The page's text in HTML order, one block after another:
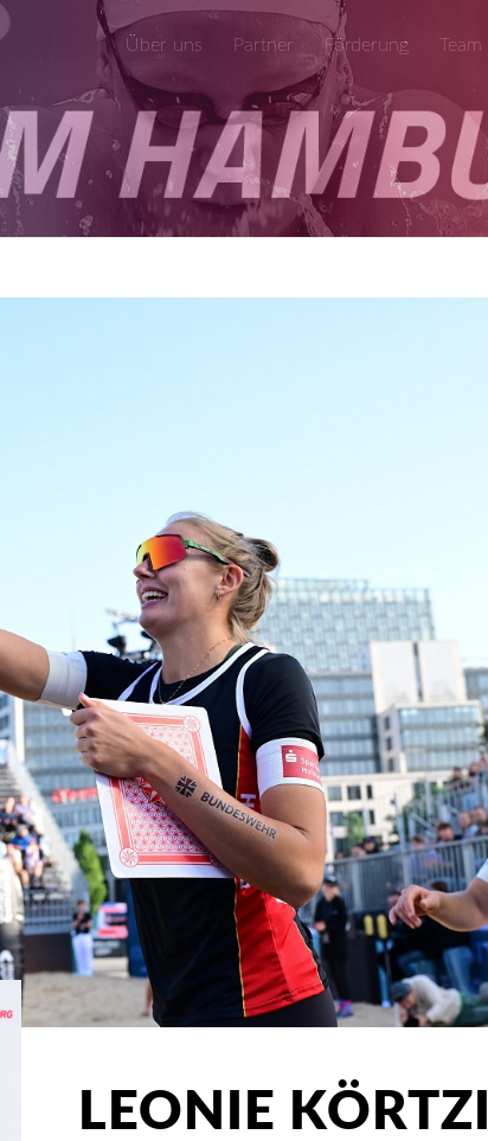
Über uns Partner Förderung
LEONIE